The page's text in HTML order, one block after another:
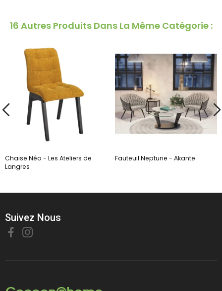
16 Autres Produits Dans La Même Catégorie :
Chaise Néo - Les Ateliers de
Langres
Fauteuil Neptune - Akante
Suivez Nous